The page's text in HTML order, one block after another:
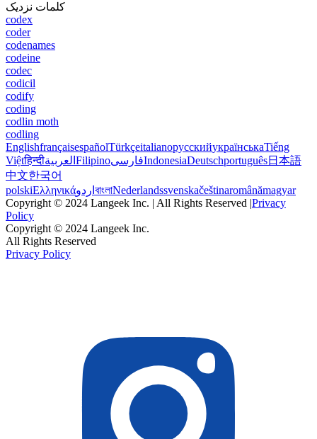
کلمات نزدیک
codex
coder
codenames
codeine
codec
codicil
codify
coding
codlin moth
codling
EnglishfrançaisespañolTürkçeitalianoрусскийукраїнськаTiếng
Việtहिन्दीالعربية FilipinoفارسیIndonesiaDeutschportuguês日本語
中文한국어
polskiΕλληνικάاردو বাংলাNederlandssvenskačeštinaromânămagyar
Copyright © 2024 Langeek Inc. | All Rights Reserved |Privacy
Policy
Copyright © 2024 Langeek Inc.
All Rights Reserved
Privacy Policy